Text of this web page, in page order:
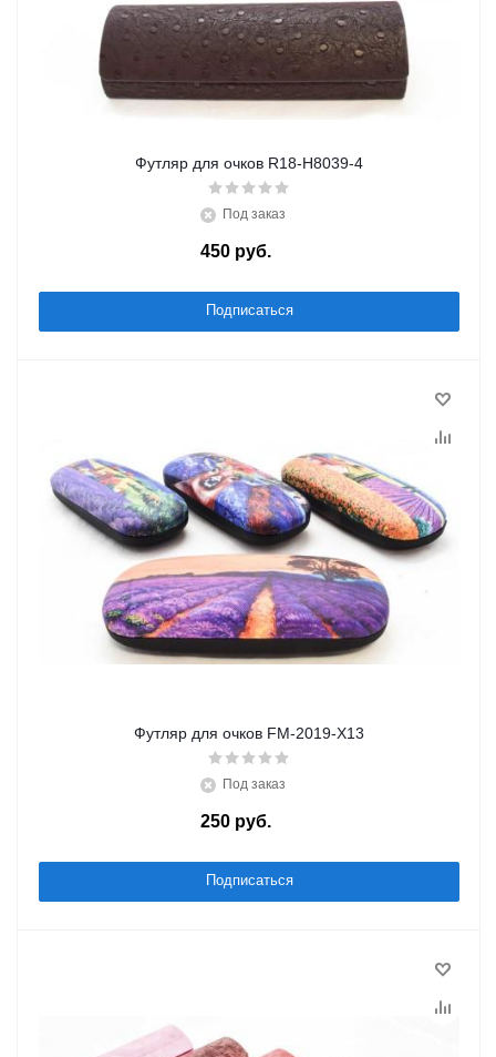
Футляр для очков R18-H8039-4
Под заказ
450руб./шт
Подписаться
Футляр для очков FM-2019-X13
Под заказ
250руб./шт
Подписаться